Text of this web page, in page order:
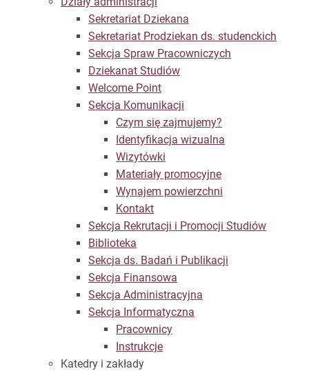
Sekretariat Dziekana
Sekretariat Prodziekan ds. studenckich
Sekcja Spraw Pracowniczych
Dziekanat Studiów
Welcome Point
Sekcja Komunikacji
Czym się zajmujemy?
Identyfikacja wizualna
Wizytówki
Materiały promocyjne
Wynajem powierzchni
Kontakt
Sekcja Rekrutacji i Promocji Studiów
Biblioteka
Sekcja ds. Badań i Publikacji
Sekcja Finansowa
Sekcja Administracyjna
Sekcja Informatyczna
Pracownicy
Instrukcje
Katedry i zakłady